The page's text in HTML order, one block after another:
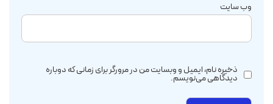
وب‌ سایت
ذخیره نام، ایمیل و وبسایت من در مرورگر برای زمانی که دوباره
دیدگاهی می‌نویسم.